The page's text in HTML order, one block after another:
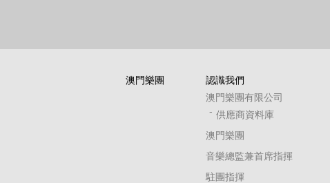
澳門樂團
認識我們
澳門樂團有限公司
供應商資料庫
澳門樂團
音樂總監兼首席指揮
駐團指揮